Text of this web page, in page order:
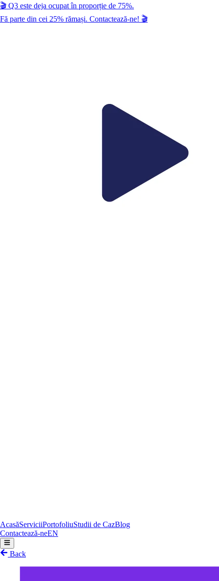
🎬 Q3 este deja ocupat în proporție de 75%.
Fă parte din cei 25% rămași. Contactează-ne! 🎬
AcasăServiciiPortofoliuStudii de CazBlog
Contactează-neEN
Back